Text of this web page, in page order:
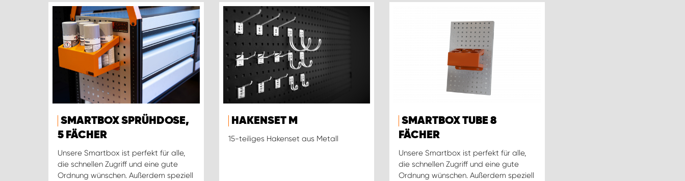
SMARTBOX SPRÜHDOSE,
5 FÄCHER
Unsere Smartbox ist perfekt für alle,
die schnellen Zugriff und eine gute
Ordnung wünschen. Außerdem speziell
HAKENSET M
15-teiliges Hakenset aus Metall
SMARTBOX TUBE 8
FÄCHER
Unsere Smartbox ist perfekt für alle,
die schnellen Zugriff und eine gute
Ordnung wünschen. Außerdem speziell